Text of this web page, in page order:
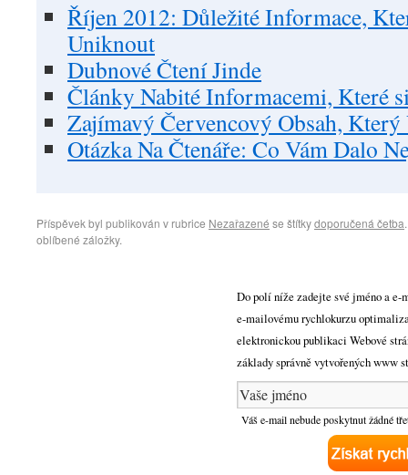
Říjen 2012: Důležité Informace,
Uniknout
Dubnové Čtení Jinde
Články Nabité Informacemi, Které
Zajímavý Červencový Obsah,
Otázka Na Čtenáře: Co Vám Dalo
Příspěvek byl publikován v rubrice Nezařazené se štítkydoporučená četba
oblíbené záložky.
Do polí níže zadejte své jméno a
e-mailovému rychlokurzu
elektronickou publikaci Webové
základy správně vytvořených www
Váš e-mail nebude poskytnut žádné